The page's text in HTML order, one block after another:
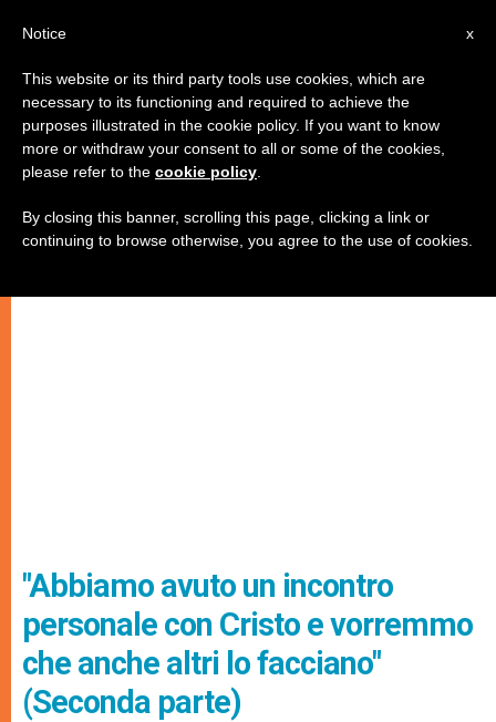
"Abbiamo avuto un incontro
personale con Cristo e vorremmo
che anche altri lo facciano"
(Seconda parte)
x
Notice
This website or its third party tools use cookies, which are
necessary to its functioning and required to achieve the
purposes illustrated in the cookie policy. If you want to know
more or withdraw your consent to all or some of the cookies,
please refer to the cookie policy
By closing this banner, scrolling this page, clicking a link or
continuing to browse otherwise, you agree to the use of cookies.